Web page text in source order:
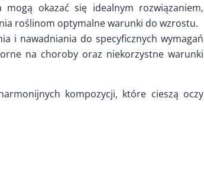
okazać się idealnym rozwiązaniem,
roślinom optymalne warunki do wzrostu.
i nawadniania do specyficznych wymagań
na choroby oraz niekorzystne warunki
kompozycji, które cieszą oczy